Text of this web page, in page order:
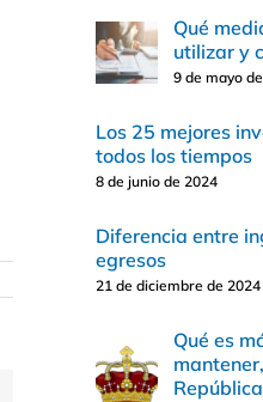
Qué
utilizar y
9 de mayo
Los 25 mejores
todos los tiempos
8 de junio de 2024
Diferencia entre
egresos
21 de diciembre de 2024
Qué es
República